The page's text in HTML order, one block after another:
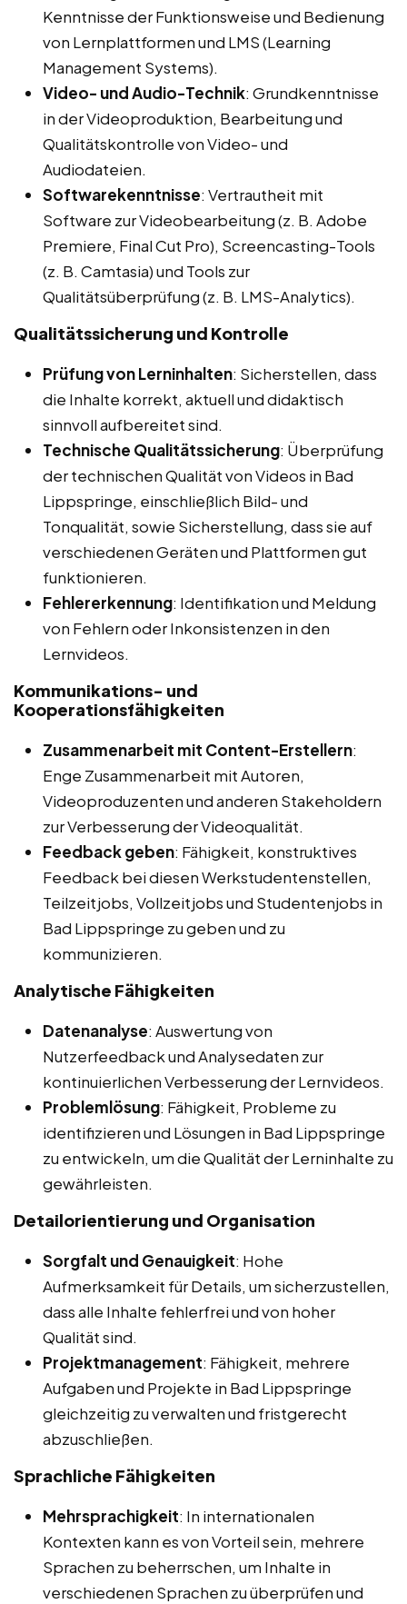
Kenntnisse der Funktionsweise und Bedienung
von Lernplattformen und LMS (Learning
Management Systems).
Video- und Audio-Technik: Grundkenntnisse
in der Videoproduktion, Bearbeitung und
Qualitätskontrolle von Video- und
Audiodateien.
Softwarekenntnisse: Vertrautheit mit
Software zur Videobearbeitung (z. B. Adobe
Premiere, Final Cut Pro), Screencasting-Tools
(z. B. Camtasia) und Tools zur
Qualitätsüberprüfung (z. B. LMS-Analytics).
Qualitätssicherung und Kontrolle
Prüfung von Lerninhalten: Sicherstellen, dass
die Inhalte korrekt, aktuell und didaktisch
sinnvoll aufbereitet sind.
Technische Qualitätssicherung: Überprüfung
der technischen Qualität von Videos in Bad
Lippspringe, einschließlich Bild- und
Tonqualität, sowie Sicherstellung, dass sie auf
verschiedenen Geräten und Plattformen gut
funktionieren.
Fehlererkennung: Identifikation und Meldung
von Fehlern oder Inkonsistenzen in den
Lernvideos.
Kommunikations- und
Kooperationsfähigkeiten
Zusammenarbeit mit Content-Erstellern:
Enge Zusammenarbeit mit Autoren,
Videoproduzenten und anderen Stakeholdern
zur Verbesserung der Videoqualität.
Feedback geben: Fähigkeit, konstruktives
Feedback bei diesen Werkstudentenstellen,
Teilzeitjobs, Vollzeitjobs und Studentenjobs in
Bad Lippspringe zu geben und zu
kommunizieren.
Analytische Fähigkeiten
Datenanalyse: Auswertung von
Nutzerfeedback und Analysedaten zur
kontinuierlichen Verbesserung der Lernvideos.
Problemlösung: Fähigkeit, Probleme zu
identifizieren und Lösungen in Bad Lippspringe
zu entwickeln, um die Qualität der Lerninhalte zu
gewährleisten.
Detailorientierung und Organisation
Sorgfalt und Genauigkeit: Hohe
Aufmerksamkeit für Details, um sicherzustellen,
dass alle Inhalte fehlerfrei und von hoher
Qualität sind.
Projektmanagement: Fähigkeit, mehrere
Aufgaben und Projekte in Bad Lippspringe
gleichzeitig zu verwalten und fristgerecht
abzuschließen.
Sprachliche Fähigkeiten
Mehrsprachigkeit: In internationalen
Kontexten kann es von Vorteil sein, mehrere
Sprachen zu beherrschen, um Inhalte in
verschiedenen Sprachen zu überprüfen und